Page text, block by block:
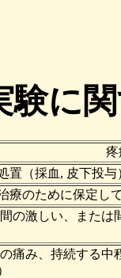
験に
疼
置（採血, 皮下投与
療のために保定し
の激しい、また
痛み、持続する